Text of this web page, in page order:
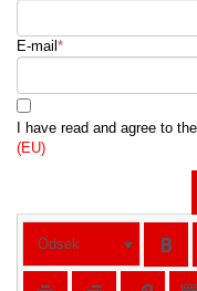
E-mail *
I have read and agree to the
(EU)
Odsek